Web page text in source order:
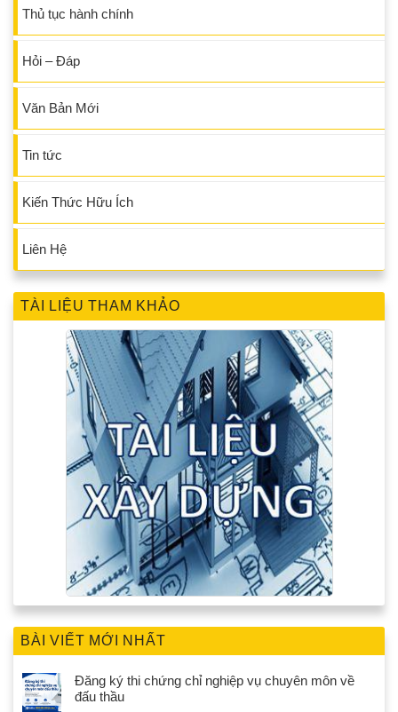
Thủ tục hành chính
Hỏi – Đáp
Văn Bản Mới
Tin tức
Kiến Thức Hữu Ích
Liên Hệ
TÀI LIỆU THAM KHẢO
BÀI VIẾT MỚI NHẤT
Đăng ký thi chứng chỉ nghiệp vụ chuyên môn về
đấu thầu